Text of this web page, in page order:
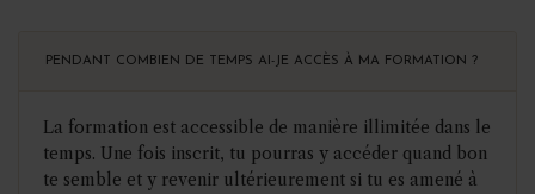
PENDANT COMBIEN DE TEMPS AI-JE ACCÈS À MA FORMATION ?
La formation est accessible de manière illimitée dans le
temps. Une fois inscrit, tu pourras y accéder quand bon
te semble et y revenir ultérieurement si tu es amené à